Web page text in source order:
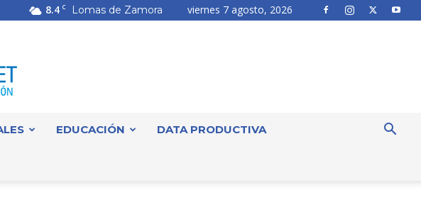
8.4 C Lomas de Zamora viernes 7 agosto, 2026
EDUCACIÓN DATA PRODUCTIVA